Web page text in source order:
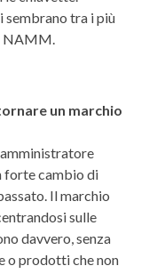
sembrano tra i più
NAMM.
un marchio
forte cambio di
Il marchio
sulle
davvero, senza
o prodotti che non